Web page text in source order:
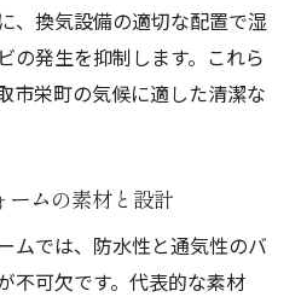
、換気設備の適切な配置で湿
の発生を抑制します。これら
市栄町の気候に適した清潔な
ームの素材と設計
ムでは、防水性と通気性のバ
不可欠です。代表的な素材